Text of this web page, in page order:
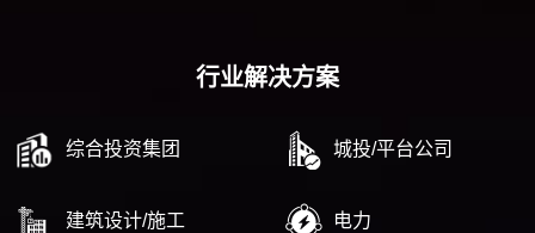
行业解决方案
综合投资集团 城投/平台公司
建筑设计/施工 电力